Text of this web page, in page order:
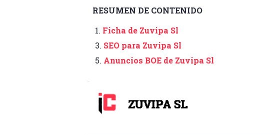
RESUMEN DE CONTENIDO
1. Ficha de Zuvipa Sl
3. SEO para Zuvipa Sl
5. Anuncios BOE de Zuvipa Sl